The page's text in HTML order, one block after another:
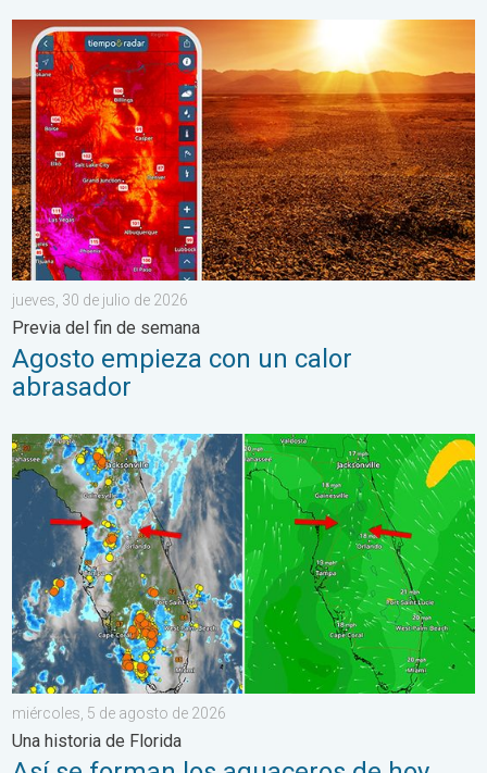
Agosto empieza con un calor abrasador. Previa del fin de
jueves, 30 de julio de 2026
Previa del fin de semana
Agosto empieza con un calor
abrasador
Así se forman los aguaceros de hoy. Una historia de Florida.
miércoles, 5 de agosto de 2026
Una historia de Florida